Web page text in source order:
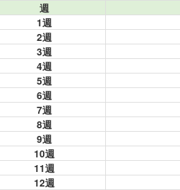
週
1週
2週
3週
4週
5週
6週
7週
8週
9週
10週
11週
12週